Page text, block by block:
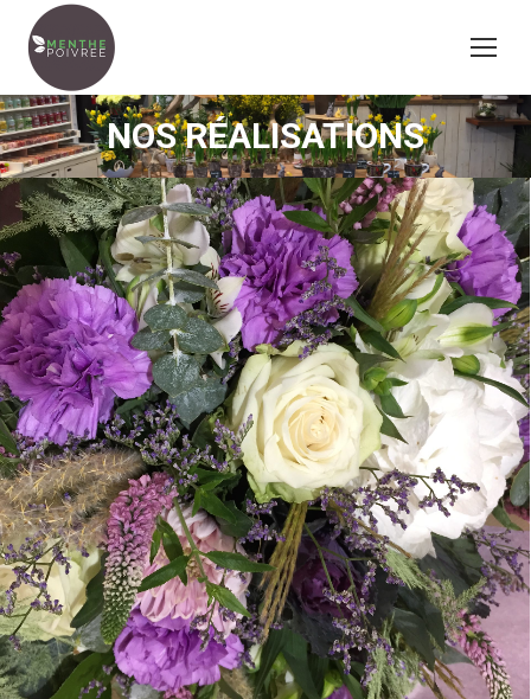
NOS RÉALISATIONS